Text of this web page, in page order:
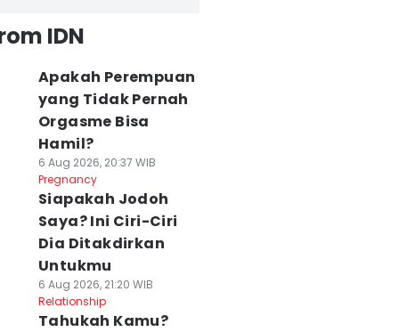
IDN
Apakah Perempuan
yang Tidak Pernah
Orgasme Bisa
Hamil?
6 Aug 2026, 20:37 WIB
Pregnancy
Siapakah Jodoh
Saya? Ini Ciri-Ciri
Dia Ditakdirkan
Untukmu
6 Aug 2026, 21:20 WIB
Relationship
Tahukah Kamu?